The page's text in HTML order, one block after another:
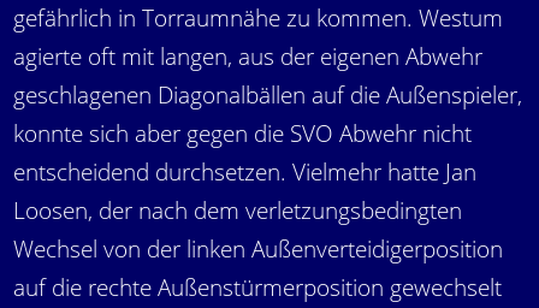
gefährlich in Torraumnähe zu kommen. Westum
agierte oft mit langen, aus der eigenen Abwehr
geschlagenen Diagonalbällen auf die Außenspieler,
konnte sich aber gegen die SVO Abwehr nicht
entscheidend durchsetzen. Vielmehr hatte Jan
Loosen, der nach dem verletzungsbedingten
Wechsel von der linken Außenverteidigerposition
auf die rechte Außenstürmerposition gewechselt